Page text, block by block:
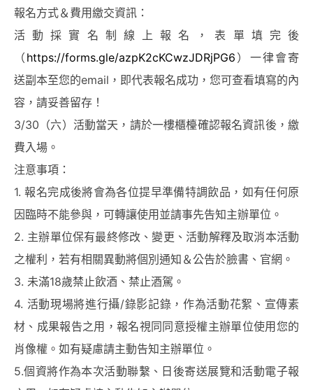
報名方式＆費用繳交資訊：
活動採實名制線上報名，表單填完後
（ https://forms.gle/azpK2cKCwzJDRjPG6 ）一律會寄
送副本至您的email，即代表報名成功，您可查看填寫的內
容，請妥善留存！
3/30（六）活動當天，請於一樓櫃檯確認報名資訊後，繳
費入場。
注意事項：
1. 報名完成後將會為各位提早準備特調飲品，如有任何原
因臨時不能參與，可轉讓使用並請事先告知主辦單位。
2. 主辦單位保有最終修改、變更、活動解釋及取消本活動
之權利，若有相關異動將個別通知＆公告於臉書、官網。
3. 未滿18歲禁止飲酒、禁止酒駕。
4. 活動現場將進行攝/錄影記錄，作為活動花絮、宣傳素
材、成果報告之用，報名視同同意授權主辦單位使用您的
肖像權。如有疑慮請主動告知主辦單位。
5.個資將作為本次活動聯繫、日後寄送展覽和活動電子報